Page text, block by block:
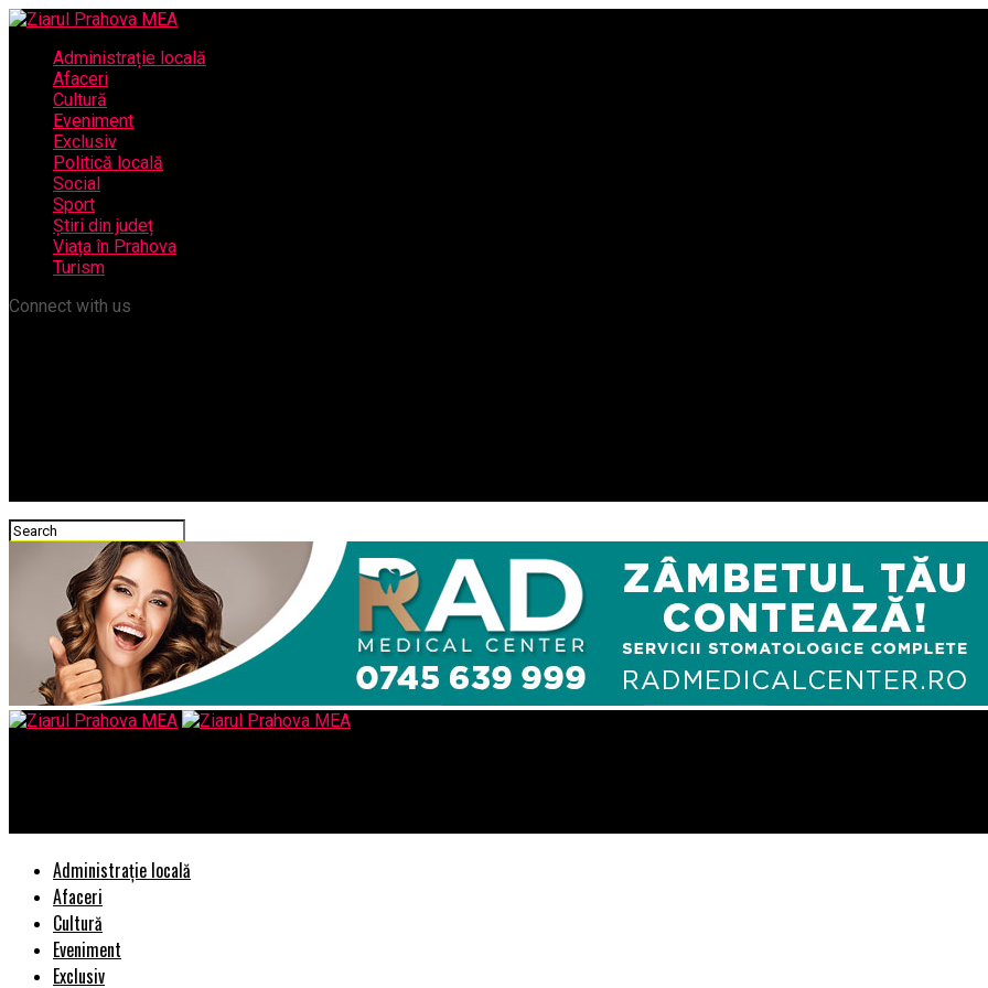
Administrație locală
Afaceri
Cultură
Eveniment
Exclusiv
Politică locală
Social
Sport
Știri din județ
Viața în Prahova
Turism
Connect with us
Administrație locală
Afaceri
Cultură
Eveniment
Exclusiv